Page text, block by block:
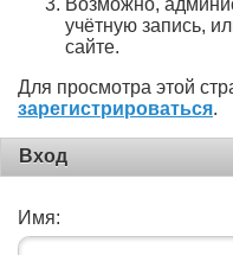
учётную запись,
сайте.
Для просмотра этой
зарегистрироваться.
Вход
Имя: